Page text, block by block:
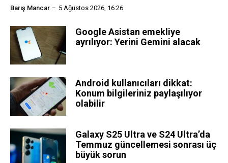
Barış Mancar 5 Ağustos 2026, 16:26
Google Asistan emekliye
ayrılıyor: Yerini Gemini alacak
Android kullanıcıları dikkat:
Konum bilgileriniz paylaşılıyor
olabilir
Galaxy S25 Ultra ve S24 Ultra’da
Temmuz güncellemesi sonrası üç
büyük sorun